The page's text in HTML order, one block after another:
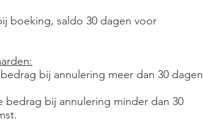
boeking, saldo 30 dagen voor
bij annulering meer dan 30 dagen
bedrag bij annulering minder dan 30